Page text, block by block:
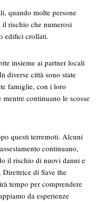
quando molte persone
il rischio che numerosi
edifici crollati.
insieme ai partner locali
diverse città sono state
famiglie, con i loro
continuano le scosse
questi terremoti. Alcuni
continuano,
il rischio di nuovi danni e
di Save the
tempo per comprendere
da esperienze